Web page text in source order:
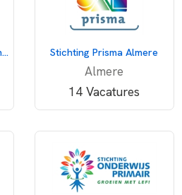
Stichting O2A5, 25 scholen voor openbaar onderwijs Stichting Prisma Almere
Almere
14 Vacatures